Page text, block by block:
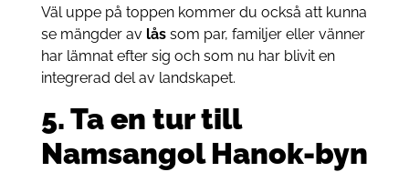
Väl uppe på toppen kommer du också att kunna
se mängder av låssom par, familjer eller vänner
har lämnat efter sig och som nu har blivit en
integrerad del av landskapet.
5. Ta en tur till
Namsangol Hanok-byn